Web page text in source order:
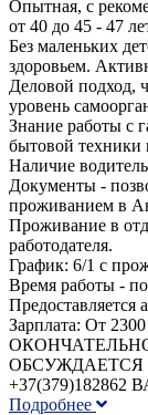
Опытная, с
от 40 до 45 - 47
Без маленьких
здоровьем.
Деловой подход,
уровень
Знание работы с
бытовой техники
Наличие
Документы -
проживанием в
Проживание в
работодателя.
График: 6/1 с
Время работы - по
Предоставляется
Зарплата: От
ОБСУЖДАЕТСЯ
+37(379)182862
Подробнее